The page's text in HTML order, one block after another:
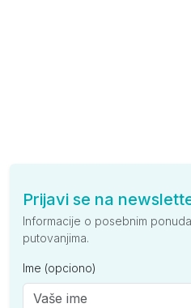
Prijavi se na
Informacije o posebnim
putovanjima.
Ime (opciono)